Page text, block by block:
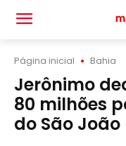
Página inicial Bahia
Jerônimo
80 milhões
do São João